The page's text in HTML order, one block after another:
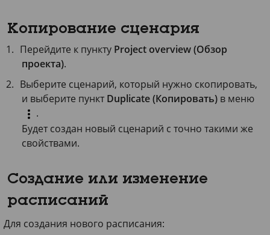
Копирование сценария
Перейдите к пункту Project overview (Обзор
проекта).
Выберите сценарий, который нужно скопировать,
и выберите пункт Duplicate (Копировать) в меню
.
Будет создан новый сценарий с точно такими же
свойствами.
Создание или изменение
расписаний
Для создания нового расписания: